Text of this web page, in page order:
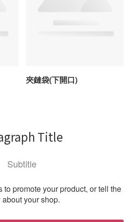
夾鏈袋(下開口)
Title
Subtitle
to promote your product, or tell the
about your shop.